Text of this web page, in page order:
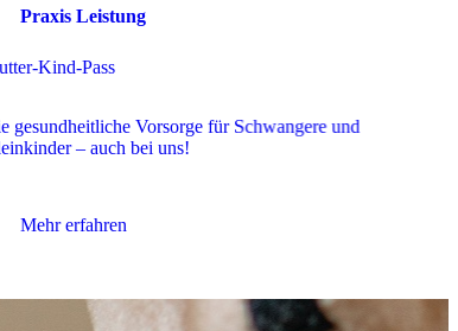
Praxis Leistung
bieten eine erweitere Vorsorgeuntersuchung mit
Laborwerten und erweiterter Beratung.
Mehr erfahren